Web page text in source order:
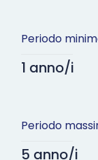
Periodo
1 anno/i
Periodo
5 anno/i